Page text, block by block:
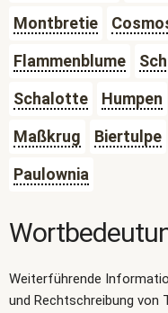
Montbretie
Flammenblume
Schalotte
Humpen
Maßkrug
Biertulpe
Paulownia
Weiterführende
und Rechtschreibung von